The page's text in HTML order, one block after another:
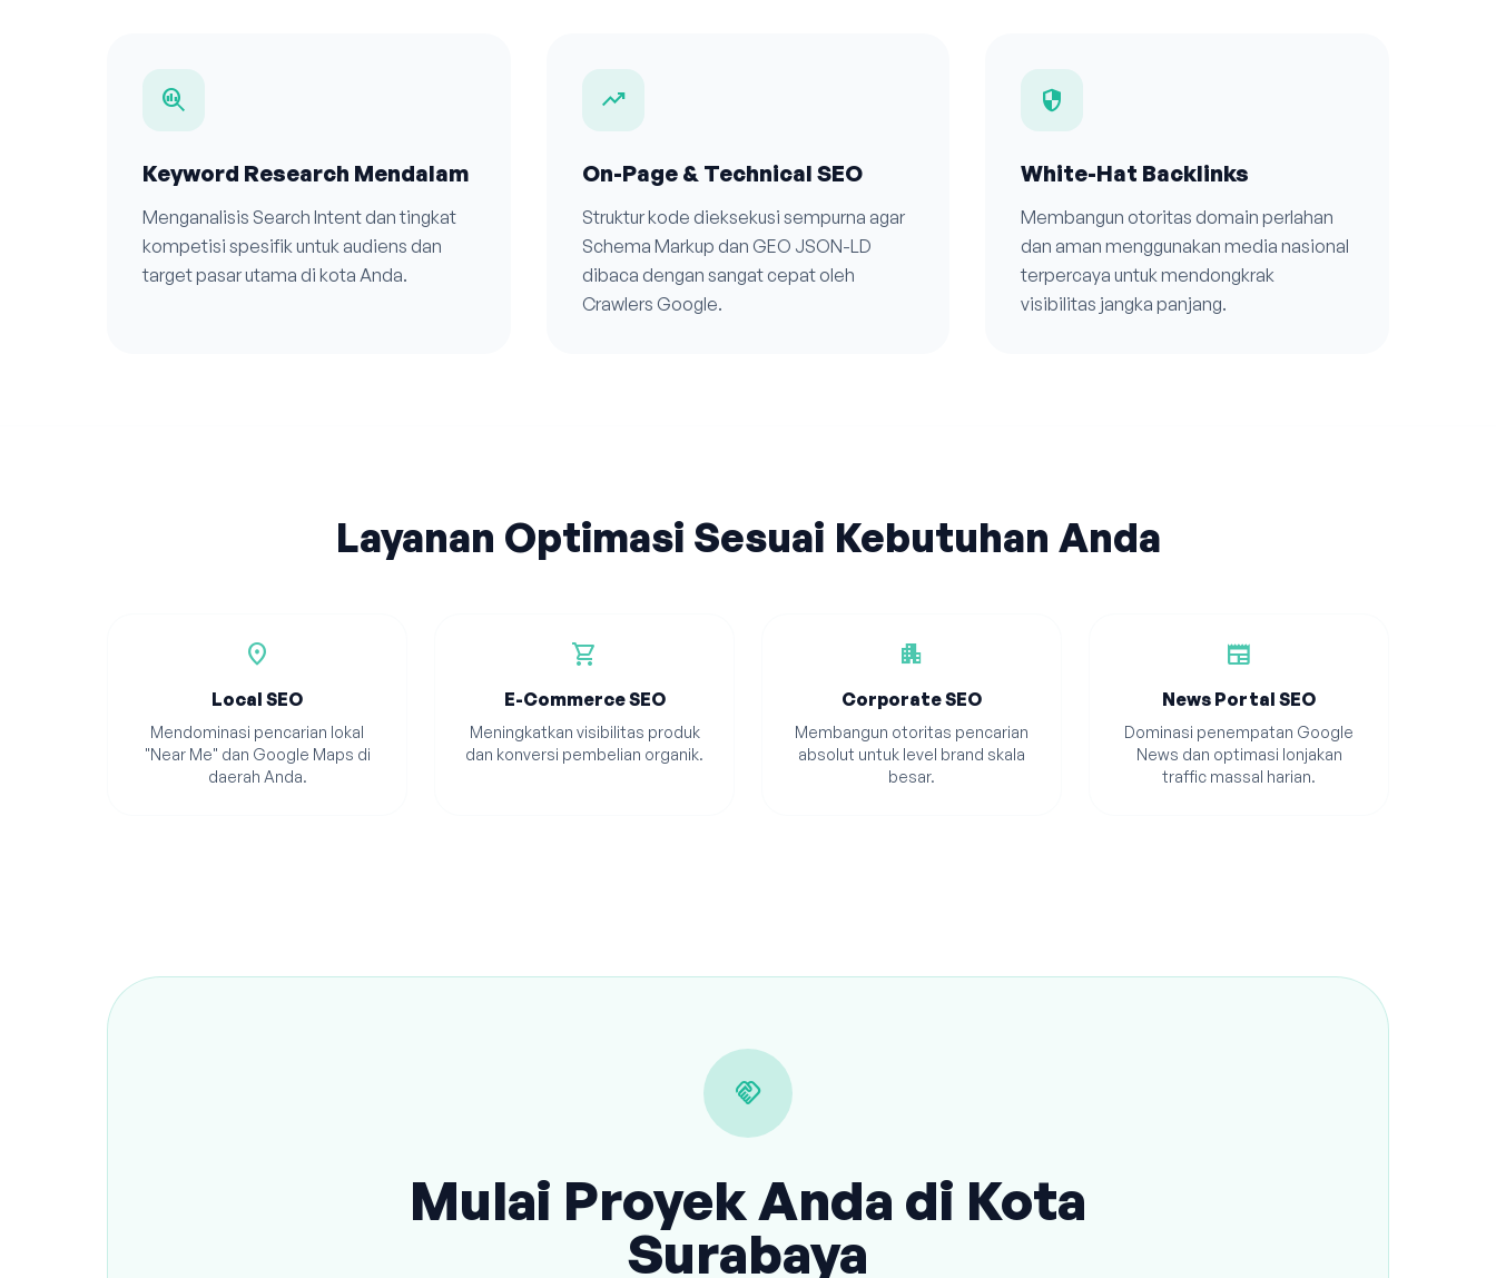
search_insights
Keyword Research Mendalam
Menganalisis Search Intent dan tingkat
kompetisi spesifik untuk audiens dan
target pasar utama di kota Anda.
trending_up
On-Page & Technical SEO
Struktur kode dieksekusi sempurna agar
Schema Markup dan GEO JSON-LD
dibaca dengan sangat cepat oleh
Crawlers Google.
security
White-Hat Backlinks
Membangun otoritas domain perlahan
dan aman menggunakan media nasional
terpercaya untuk mendongkrak
visibilitas jangka panjang.
Layanan Optimasi Sesuai Kebutuhan Anda
location_on
Local SEO
Mendominasi pencarian lokal
"Near Me" dan Google Maps di
daerah Anda.
shopping_cart
E-Commerce SEO
Meningkatkan visibilitas produk
dan konversi pembelian organik.
apartment
Corporate SEO
Membangun otoritas pencarian
absolut untuk level brand skala
besar.
newspaper
News Portal SEO
Dominasi penempatan Google
News dan optimasi lonjakan
traffic massal harian.
handshake
Mulai Proyek Anda di Kota
Surabaya